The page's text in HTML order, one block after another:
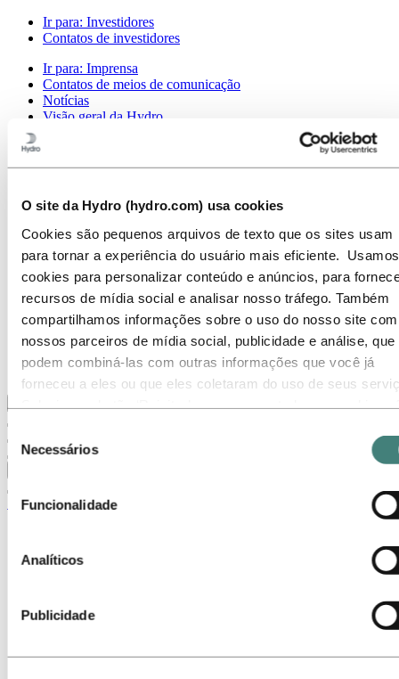
O site da Hydro (hydro.com) usa cookies
Cookies são pequenos arquivos de texto que os sites usam
para tornar a experiência do usuário mais eficiente. Usamos
cookies para personalizar conteúdo e anúncios, para
recursos de mídia social e analisar nosso tráfego. Também
compartilhamos informações sobre o uso do nosso site com
nossos parceiros de mídia social, publicidade e análise, que
podem combiná-las com outras informações que você já
forneceu a eles ou que eles coletaram do uso de seus
os cookies selecionados. Selecione o botão ‘Permitir todos’
configurações do seu navegador. Mas, lembre-se que ao
esperado.
Seleção
de Necessários
Funcionalidade
Analíticos
Publicidade
Ir para: Investidores
Contatos de investidores
Ir para: Imprensa
Contatos de meios de comunicação
Notícias
Visão geral da Hydro
Indústrias que fazem a diferença
Nosso propósito e valores
Nossa Estratégia
Localizações da Hydro no Brasil
Nossos negócios
Nossa história
Gerenciamento e Organização
Governança corporativa
Suprimentos
Patrocínios
Stories By Hydro
Sobre a Hydro
Nosso propósito e valores
Barcarena
Paragominas